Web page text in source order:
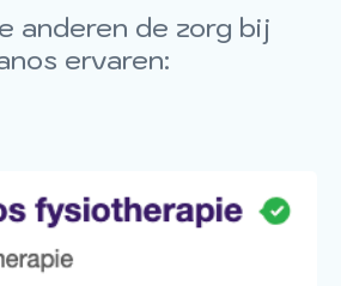
anderen de zorg bij
ervaren: